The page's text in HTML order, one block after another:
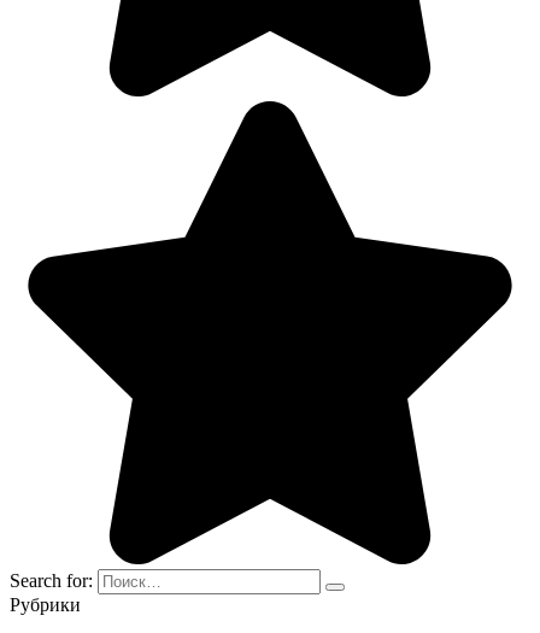
Search for:
Рубрики